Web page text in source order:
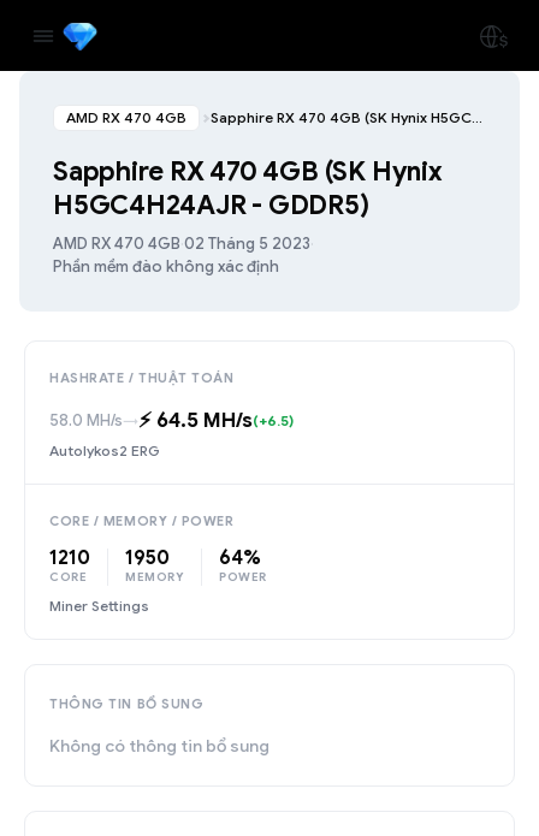
AMD RX 470 4GB Sapphire RX 470 4GB (SK Hynix H5GC4H24AJR - GDDR5)
Sapphire RX 470 4GB (SK Hynix
H5GC4H24AJR - GDDR5)
AMD RX 470 4GB·02 Tháng 5 2023·
Phần mềm đào không xác định
HASHRATE / THUẬT TOÁN
58.0 MH/s→⚡️ 64.5 MH/s(+6.5)
Autolykos2 ERG
CORE / MEMORY / POWER
1210
CORE
1950
MEMORY
64%
POWER
Miner Settings
THÔNG TIN BỔ SUNG
Không có thông tin bổ sung